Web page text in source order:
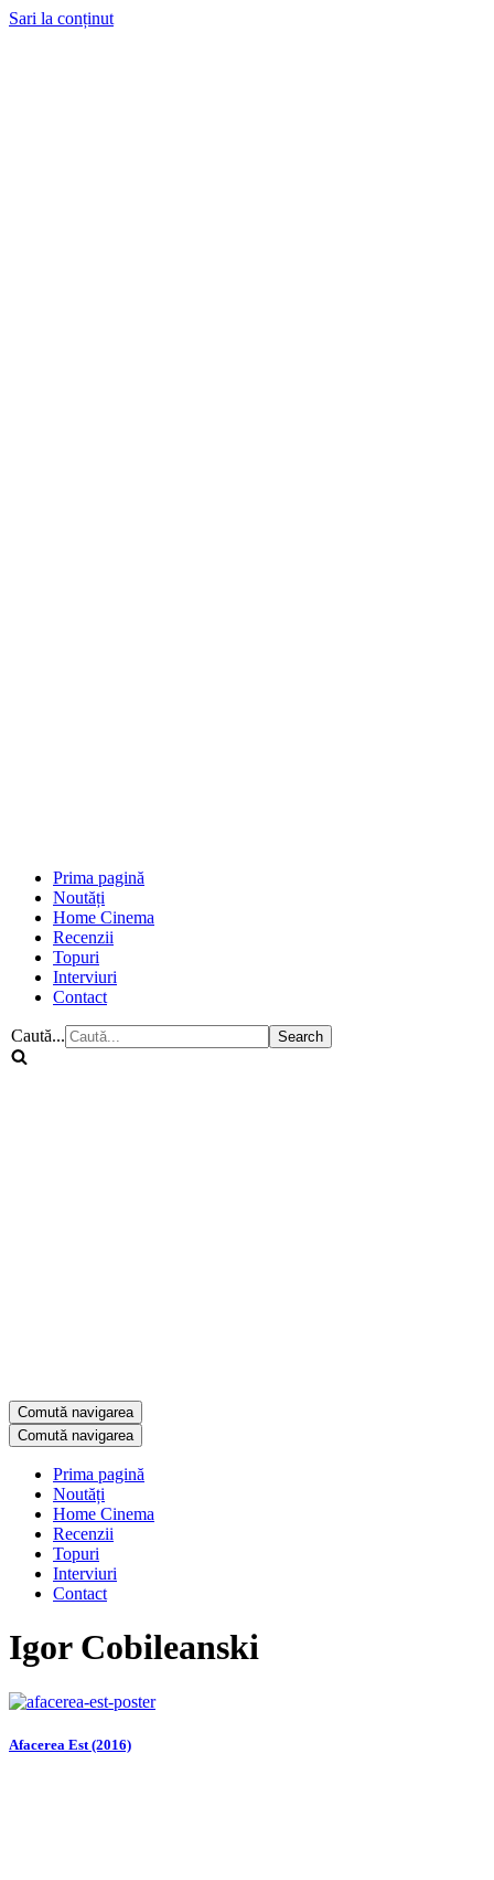
Sari la conținut
Prima pagină
Noutăți
Home Cinema
Recenzii
Topuri
Interviuri
Contact
Caută...
Comută navigarea
Comută navigarea
Prima pagină
Noutăți
Home Cinema
Recenzii
Topuri
Interviuri
Contact
Igor Cobileanski
Afacerea Est (2016)